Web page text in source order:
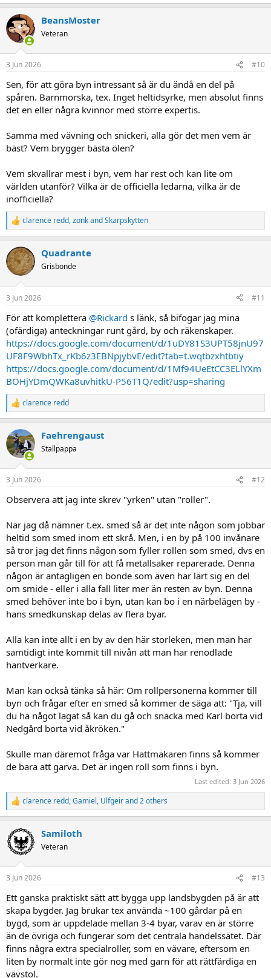
c
t
i
s
BeansMoster
Veteran
3 Jun 2026 #10
Sen, för att göra byn intressant så är du ändå en del på
spåren. Barnmorska, tex. Inget heltidsyrke, men absolut finns
det en eller några kvinnor med större expertis.
Samma med vävning och snickeri, alla gör det men vem är
bäst? Vem brygger bästa ölen?
Vem skvallrar mest i byn, vem har rest och kan lite om
världen utanför? Vilka är de officiella ledarna, vilka är de
inofficiella?
R
e
c
t
i
s
clarence redd,zonkandSkarpskytten
Quadrante
Grisbonde
3 Jun 2026 #11
För att komplettera @Rickard s länk, så bifogar jag mina
(ofärdiga) anteckningar runt gård, by och räkenskaper.
https://docs.google.com/document/d/1uDY81S3UPT58jnU97
UF8F9WbhTx_rKb6z3EBNpjybvE/edit?tab=t.wqtbzxhtbtiy
https://docs.google.com/document/d/1Mf94UeEtCC3ELlYXm
BOHjYDmQWKa8uvhitkU-P56T1Q/edit?usp=sharing
R
e
c
t
i
s
clarence redd
Faehrengaust
Stallpappa
3 Jun 2026 #12
Observera att jag inte skrev "yrken" utan "roller".
När jag då nämner t.ex. smed så är det inte någon som jobbar
heltid som smed inom ett skrå. Men, i en by på 100 invånare
så tror jag det finns någon som fyller rollen som smed, dvs en
person man går till för att få metallsaker reparerade. Denna
någon är antagligen en bonde som även har lärt sig en del
om smide - eller i alla fall liter mer än resten av byn. Denna
smed behöver inte bo i byn, utan kan bo i en närbelägen by -
hans smedkunskap delas av flera byar.
Alla kan inte allt i en by av den här storleken, men man har
samtidigt inte kommit till nivån att man har renodlade
hantverkare.
Man kan också tänka så här: Om rollpersonerna kommer till
byn och frågar efter en smed så kommer de säga att: "Tja, vill
du ha något lagat så kan du gå och snacka med Karl borta vid
Nedgård borta vid åkröken."
Skulle man däremot fråga var Hattmakaren finns så kommer
de bara att garva. Det är ingen roll som finns i byn.
Last edited: 3 Jun 2026
R
e
c
t
i
s
clarence redd,Gamiel, Ulfgeirand 2 others
Samiloth
Veteran
3 Jun 2026 #13
Ett ganska praktiskt sätt att bygga upp landsbygden på är att
skapa bygder. Jag brukar tex använda ~100 gårdar på en
bygd, som är uppdelade mellan 3-4 byar, varav en är större
än de övriga och fungerar som det centrala handelssätet. Där
finns några extra specialroller, som en vävare, eftersom en
liten by normalt inte gör nog med garn för att rättfärdiga en
vävstol.